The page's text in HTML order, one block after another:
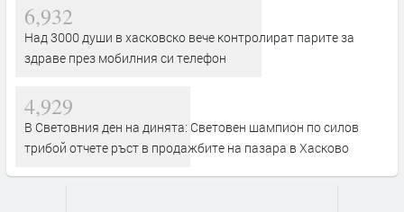
6,932
Над 3000 души в хасковско вече контролират парите за
здраве през мобилния си телефон
4,929
В Световния ден на динята: Световен шампион по силов
трибой отчете ръст в продажбите на пазара в Хасково